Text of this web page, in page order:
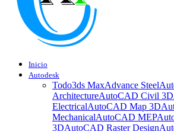
Inicio
Autodesk
Todo3ds MaxAdvance Steel
ArchitectureAutoCAD Civil 3D
ElectricalAutoCAD Map 3D
MechanicalAutoCAD MEP
3DAutoCAD Raster Design